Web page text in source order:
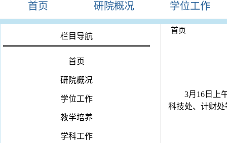
首页 研院概况 学位工作
栏目导航
首页
研院概况
学位工作
教学培养
学科工作
首页
3月16日上
科技处、计财